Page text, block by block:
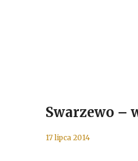
Swarzewo –
17 lipca 2014